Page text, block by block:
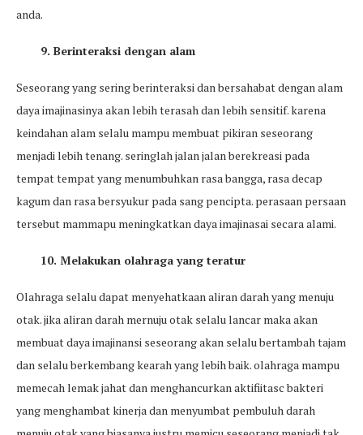
anda.
9. Berinteraksi dengan alam
Seseorang yang sering berinteraksi dan bersahabat dengan alam
daya imajinasinya akan lebih terasah dan lebih sensitif. karena
keindahan alam selalu mampu membuat pikiran seseorang
menjadi lebih tenang. seringlah jalan jalan berekreasi pada
tempat tempat yang menumbuhkan rasa bangga, rasa decap
kagum dan rasa bersyukur pada sang pencipta. perasaan persaan
tersebut mammapu meningkatkan daya imajinasai secara alami.
10. Melakukan olahraga yang teratur
Olahraga selalu dapat menyehatkaan aliran darah yang menuju
otak. jika aliran darah mernuju otak selalu lancar maka akan
membuat daya imajinansi seseorang akan selalu bertambah tajam
dan selalu berkembang kearah yang lebih baik. olahraga mampu
memecah lemak jahat dan menghancurkan aktifiitasc bakteri
yang menghambat kinerja dan menyumbat pembuluh darah